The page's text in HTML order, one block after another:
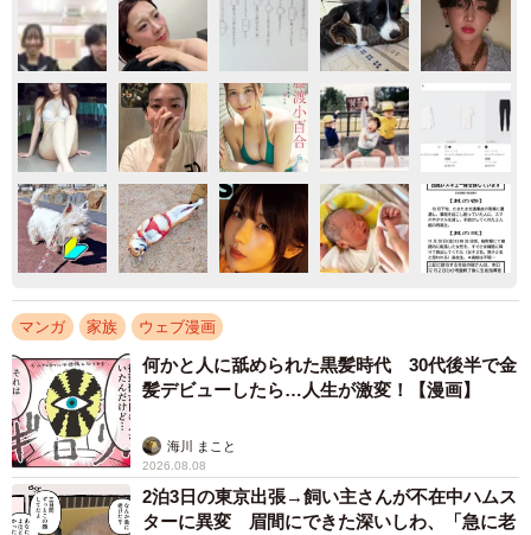
マンガ 家族 ウェブ漫画
何かと人に舐められた黒髪時代 30代後半で金
髪デビューしたら…人生が激変！【漫画】
海川 まこと
2026.08.08
2泊3日の東京出張→飼い主さんが不在中ハムス
ターに異変 眉間にできた深いしわ、「急に老